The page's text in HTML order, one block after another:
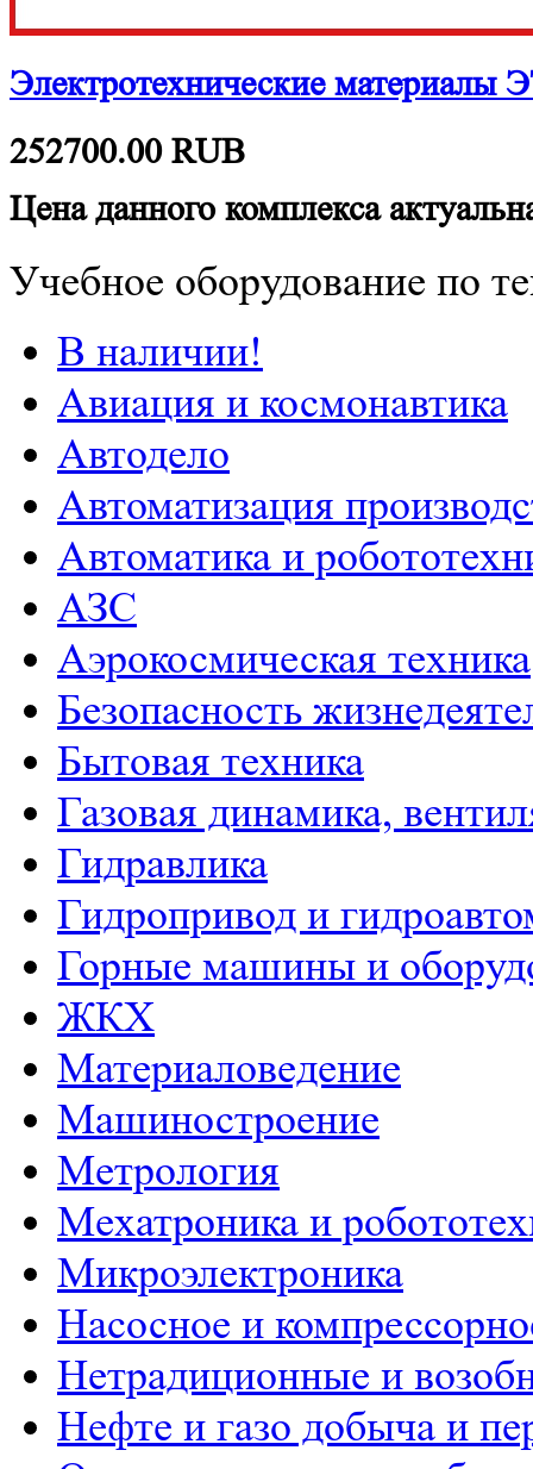
Электротехнические
252700.00RUB
Цена данного комплекса
Учебное оборудование по
В наличии!
Авиация и космонавтика
Автодело
Автоматизация
Автоматика и
АЗС
Аэрокосмическая техника
Безопасность
Бытовая техника
Газовая динамика,
Гидравлика
Гидропривод и
Горные машины и
ЖКХ
Материаловедение
Машиностроение
Метрология
Мехатроника и
Микроэлектроника
Насосное и
Нетрадиционные и
Нефте и газо добыча и